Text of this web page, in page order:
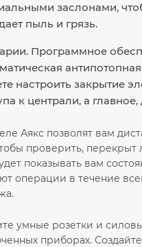
заслонами,
пыль и грязь.
Программное
настроить закрытие
к централи, а
Аякс позволят вам
проверить, перекрыт
показывать вам
операции в течение
умные розетки и
приборах.